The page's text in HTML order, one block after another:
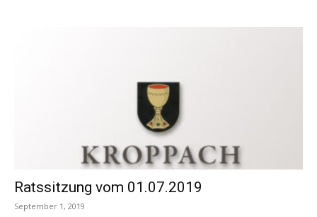
Ratssitzung vom 01.07.2019
September 1, 2019